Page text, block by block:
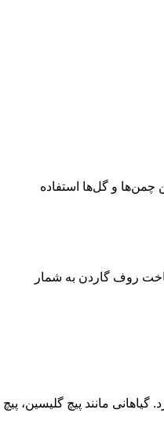
چمن‌ها و گل‌ها استفاده
روف گاردن به شمار
مانند پیچ گلیسین، پیچ